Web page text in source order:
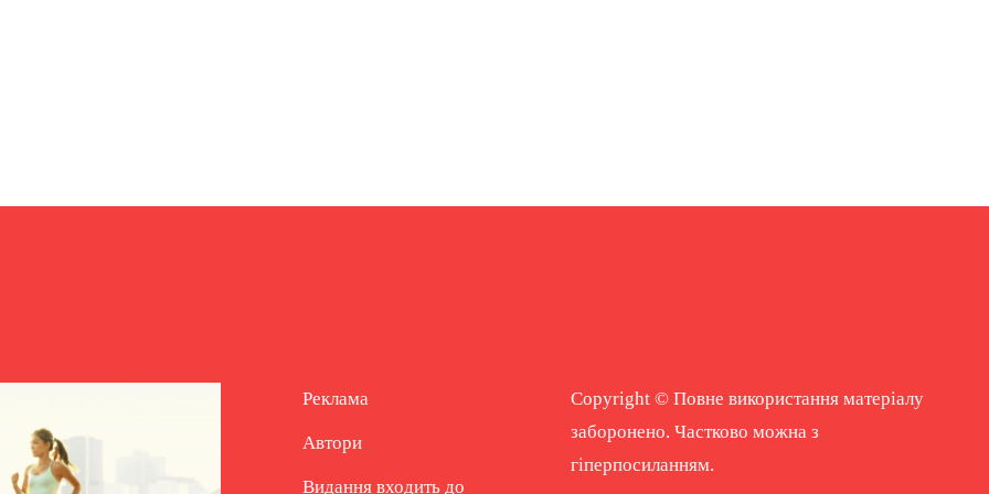
Реклама
Автори
Видання входить до
Copyright © Повне використання матеріалу
заборонено. Частково можна з
гіперпосиланням.